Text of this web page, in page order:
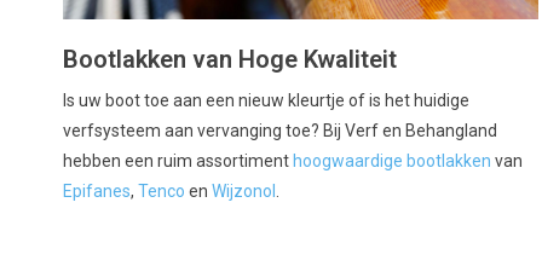
Bootlakken van Hoge Kwaliteit
Is uw boot toe aan een nieuw kleurtje of is het huidige
verfsysteem aan vervanging toe? Bij Verf en Behangland
hebben een ruim assortimenthoogwaardige bootlakken van
Epifanes, Tenco en Wijzonol